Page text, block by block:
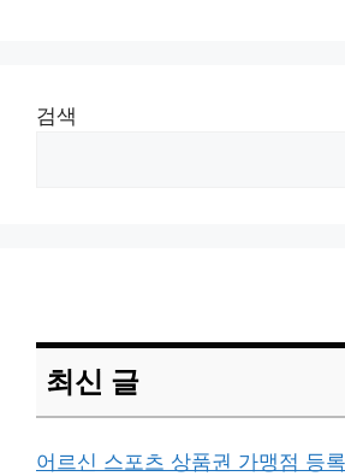
검색
최신 글
어르신 스포츠 상품권 가맹점 등